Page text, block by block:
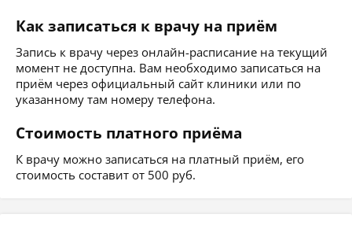
Как записаться к врачу на приём
Запись к врачу через онлайн-расписание на текущий
момент не доступна. Вам необходимо записаться на
приём через официальный сайт клиники или по
указанному там номеру телефона.
Стоимость платного приёма
К врачу можно записаться на платный приём, его
стоимость составит от 500 руб.